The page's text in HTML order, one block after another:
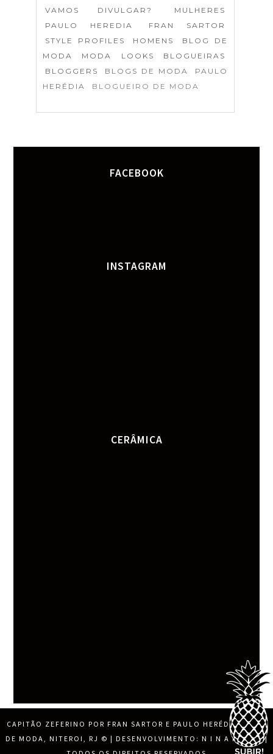
VAMOS DIVULGAR?
MULHERES
PAULO HEREDIA
FRAN SARTOR
STYLE PROFILES
HOMENS
BLOG DE
MODA
MODA LOOKS
BLOGUEIRAS
BLOGGERS
BLOGS DE MODA
PAULO
HERÉDIA
BLOGUEIRO DE MODA
FACEBOOK
INSTAGRAM
CERÂMICA
CAPITÃO ZEFERINO POR FRAN SARTOR E PAULO HERÉDIA, BLOG
DE MODA, NITEROI, RJ © | DESENVOLVIMENTO: N I N A M O R E|